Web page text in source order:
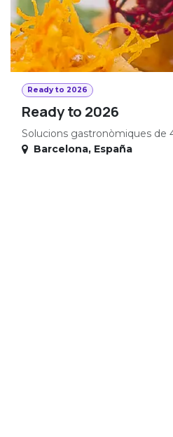
Ready to 2026
Ready to 2026
Solucions gastronòmiques de
Barcelona, España